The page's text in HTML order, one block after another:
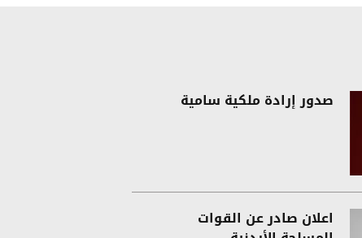
صدور إرادة ملكية سامية
اعلان صادر عن القوات